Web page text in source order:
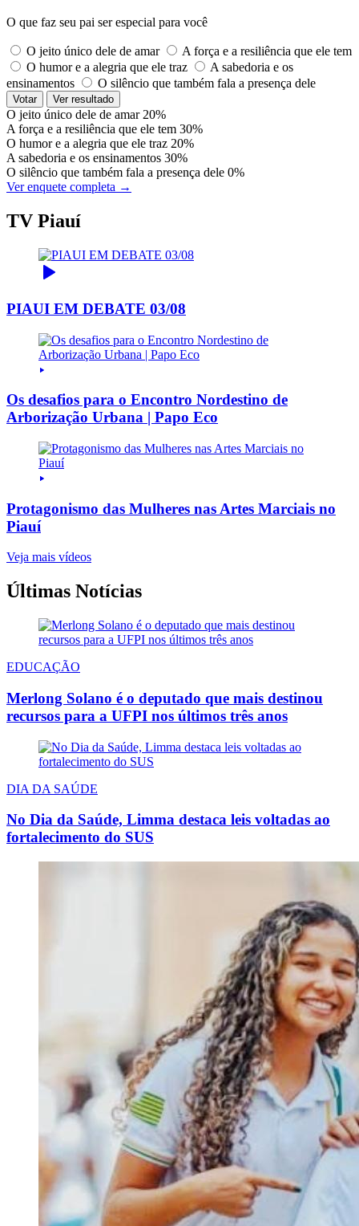
O que faz seu pai ser especial para você
O jeito único dele de amar
A força e a resiliência que ele tem
O humor e a alegria que ele traz
A sabedoria e os
ensinamentos
O silêncio que também fala a presença dele
Votar Ver resultado
O jeito único dele de amar 20%
A força e a resiliência que ele tem 30%
O humor e a alegria que ele traz 20%
A sabedoria e os ensinamentos 30%
O silêncio que também fala a presença dele 0%
Ver enquete completa →
TV Piauí
PIAUI EM DEBATE 03/08
Os desafios para o Encontro Nordestino de
Arborização Urbana | Papo Eco
Protagonismo das Mulheres nas Artes Marciais no
Piauí
Veja mais vídeos
Últimas Notícias
EDUCAÇÃO
Merlong Solano é o deputado que mais destinou
recursos para a UFPI nos últimos três anos
DIA DA SAÚDE
No Dia da Saúde, Limma destaca leis voltadas ao
fortalecimento do SUS